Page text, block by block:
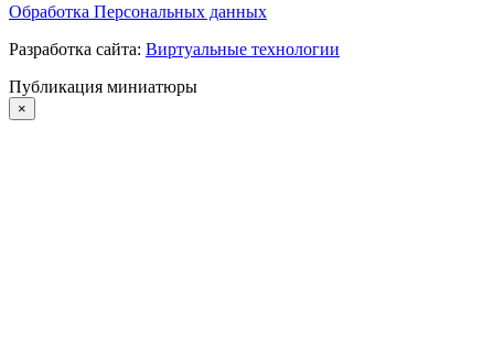
Обработка Персональных данных
Разработка сайта: Виртуальные технологии
Публикация миниатюры
×